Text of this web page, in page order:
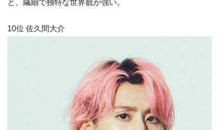
と、繊細で独特な世界観が強い。
10位 佐久間大介